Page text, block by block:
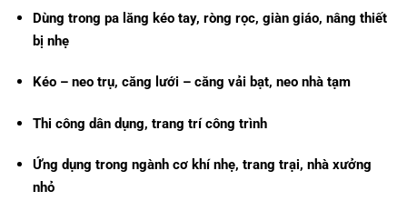
Dùng trong pa lăng kéo tay, ròng rọc, giàn giáo, nâng thiết
bị nhẹ
Kéo – neo trụ, căng lưới – căng vải bạt, neo nhà tạm
Thi công dân dụng, trang trí công trình
Ứng dụng trong ngành cơ khí nhẹ, trang trại, nhà xưởng
nhỏ